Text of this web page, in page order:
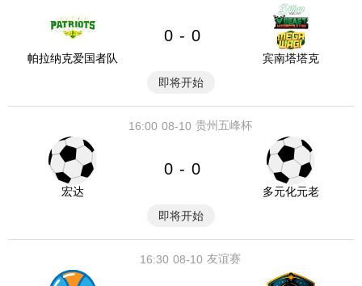
帕拉纳克爱国者队
0 - 0
宾南塔塔克
即将开始
08-10
16:00 贵州五峰杯
宏达
0 - 0
多元化元老
即将开始
08-10
16:30 友谊赛